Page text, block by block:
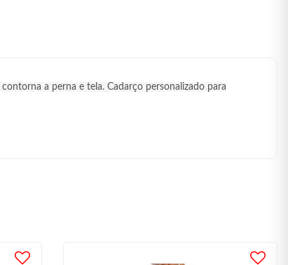
a perna e tela. Cadarço personalizado para